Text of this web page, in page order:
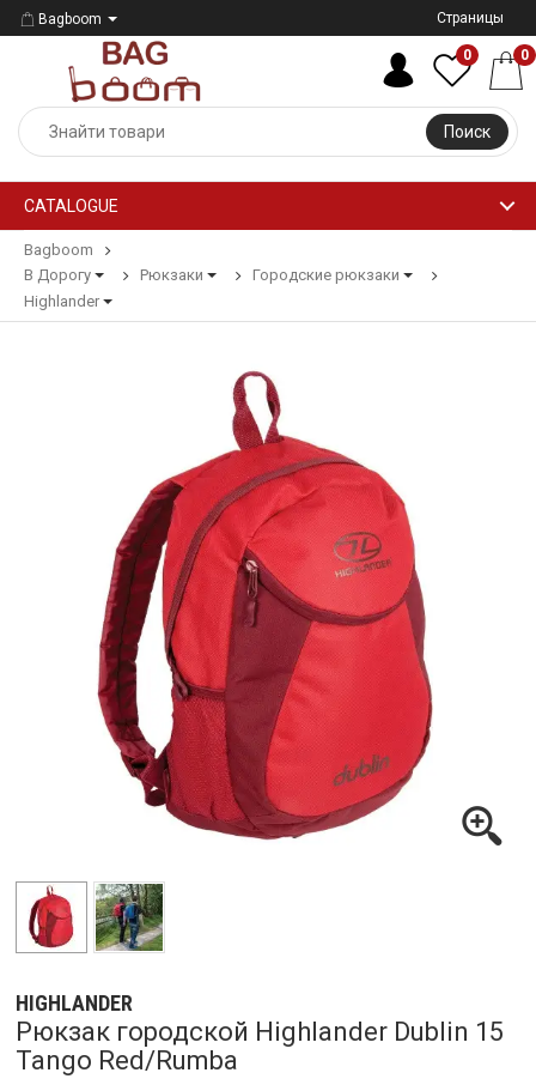
Bagboom Страницы
Поиск
0 0
CATALOGUE
Bagboom
В Дорогу
Рюкзаки
Городские рюкзаки
Highlander
HIGHLANDER
Рюкзак городской Highlander Dublin 15
Tango Red/Rumba